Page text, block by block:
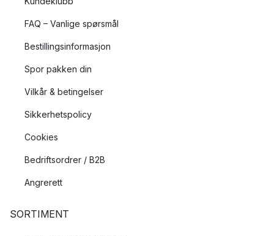
Rettferdige vilkår
Hans K verner blant annet om retten til faglig arbeid og
regulert arbeidstid. De krever også at alle globale
straff.
FAQ – Vanlige spørsmål
Bestillingsinformasjon
Spor pakken din
Vilkår & betingelser
Sikkerhetspolicy
Cookies
Bedriftsordrer / B2B
Angrerett
SORTIMENT